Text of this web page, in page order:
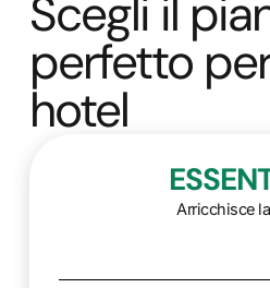
Scegli il
perfetto
hotel
Arricchisce